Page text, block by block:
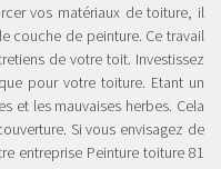
vos matériaux de toiture, il
couche de peinture. Ce travail
de votre toit. Investissez
pour votre toiture. Etant un
et les mauvaises herbes. Cela
Si vous envisagez de
entreprise Peinture toiture 81